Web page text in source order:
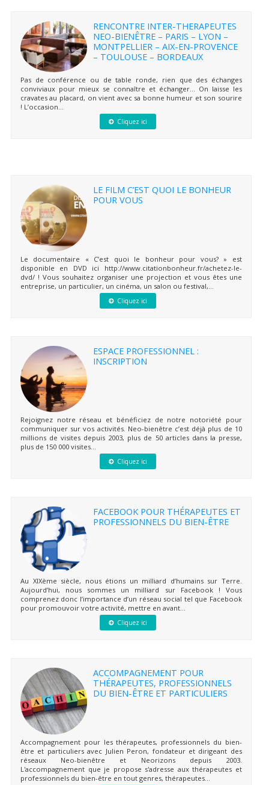
RENCONTRE INTER-THERAPEUTES
NEO-BIENÊTRE – PARIS – LYON –
MONTPELLIER – AIX-EN-PROVENCE
– TOULOUSE – BORDEAUX
Pas de conférence ou de table ronde, rien que des échanges
conviviaux pour mieux se connaître et échanger… On laisse les
cravates au placard, on vient avec sa bonne humeur et son sourire
! L’occasion...
Cliquez ici
LE FILM C’EST QUOI LE BONHEUR
POUR VOUS
Le documentaire « C’est quoi le bonheur pour vous? » est
disponible en DVD ici http://www.citationbonheur.fr/achetez-le-
dvd/ ! Vous souhaitez organiser une projection et vous êtes une
entreprise, un particulier, un cinéma, un salon ou festival,...
Cliquez ici
ESPACE PROFESSIONNEL :
INSCRIPTION
Rejoignez notre réseau et bénéficiez de notre notoriété pour
communiquer sur vos activités. Neo-bienêtre c’est déjà plus de 10
millions de visites depuis 2003, plus de 50 articles dans la presse,
plus de 150 000 visites...
Cliquez ici
FACEBOOK POUR THÉRAPEUTES ET
PROFESSIONNELS DU BIEN-ÊTRE
Au XIXème siècle, nous étions un milliard d’humains sur Terre.
Aujourd’hui, nous sommes un milliard sur Facebook ! Vous
comprenez donc l’importance d’un réseau social tel que Facebook
pour promouvoir votre activité, mettre en avant...
Cliquez ici
ACCOMPAGNEMENT POUR
THÉRAPEUTES, PROFESSIONNELS
DU BIEN-ÊTRE ET PARTICULIERS
Accompagnement pour les thérapeutes, professionnels du bien-
être et particuliers avec Julien Peron, fondateur et dirigeant des
réseaux Neo-bienêtre et Neorizons depuis 2003.
L'accompagnement que je propose s'adresse aux thérapeutes et
professionnels du bien-être en tout genres, thérapeutes...